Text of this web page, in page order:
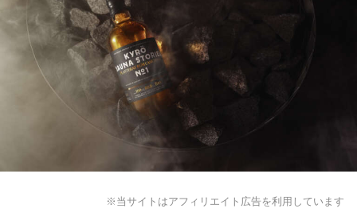
※当サイトはアフィリエイト広告を利用しています